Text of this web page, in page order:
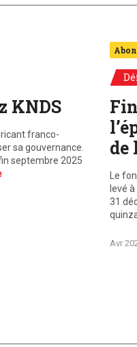
KNDS
franco-
sa gouvernance.
septembre 2025
de
Le
levé
31
Avr